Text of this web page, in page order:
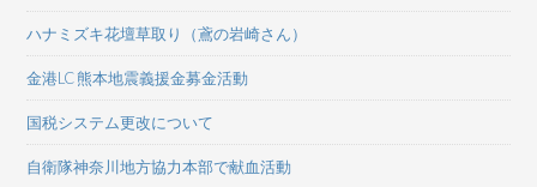
ハナミズキ花壇草取り（鳶の岩崎さん）
金港LC 熊本地震義援金募金活動
国税システム更改について
自衛隊神奈川地方協力本部で献血活動